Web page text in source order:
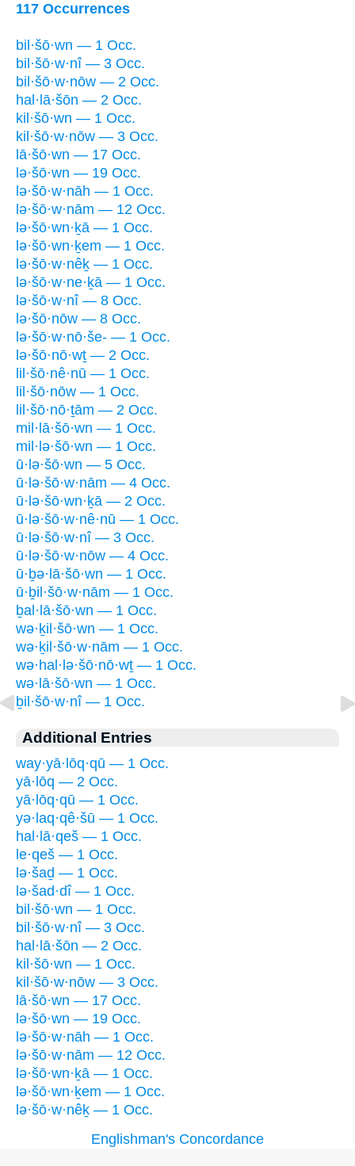
117 Occurrences
bil·šō·wn — 1 Occ.
bil·šō·w·nî — 3 Occ.
bil·šō·w·nōw — 2 Occ.
hal·lā·šōn — 2 Occ.
kil·šō·wn — 1 Occ.
kil·šō·w·nōw — 3 Occ.
lā·šō·wn — 17 Occ.
lə·šō·wn — 19 Occ.
lə·šō·w·nāh — 1 Occ.
lə·šō·w·nām — 12 Occ.
lə·šō·wn·ḵā — 1 Occ.
lə·šō·wn·ḵem — 1 Occ.
lə·šō·w·nêḵ — 1 Occ.
lə·šō·w·ne·ḵā — 1 Occ.
lə·šō·w·nî — 8 Occ.
lə·šō·nōw — 8 Occ.
lə·šō·w·nō·še- — 1 Occ.
lə·šō·nō·wṯ — 2 Occ.
lil·šō·nê·nū — 1 Occ.
lil·šō·nōw — 1 Occ.
lil·šō·nō·ṯām — 2 Occ.
mil·lā·šō·wn — 1 Occ.
mil·lə·šō·wn — 1 Occ.
ū·lə·šō·wn — 5 Occ.
ū·lə·šō·w·nām — 4 Occ.
ū·lə·šō·wn·ḵā — 2 Occ.
ū·lə·šō·w·nê·nū — 1 Occ.
ū·lə·šō·w·nî — 3 Occ.
ū·lə·šō·w·nōw — 4 Occ.
ū·ḇə·lā·šō·wn — 1 Occ.
ū·ḇil·šō·w·nām — 1 Occ.
ḇal·lā·šō·wn — 1 Occ.
wə·ḵil·šō·wn — 1 Occ.
wə·ḵil·šō·w·nām — 1 Occ.
wə·hal·lə·šō·nō·wṯ — 1 Occ.
wə·lā·šō·wn — 1 Occ.
ḇil·šō·w·nî — 1 Occ.
Additional Entries
way·yā·lōq·qū — 1 Occ.
yā·lōq — 2 Occ.
yā·lōq·qū — 1 Occ.
yə·laq·qê·šū — 1 Occ.
hal·lā·qeš — 1 Occ.
le·qeš — 1 Occ.
lə·šaḏ — 1 Occ.
lə·šad·dî — 1 Occ.
bil·šō·wn — 1 Occ.
bil·šō·w·nî — 3 Occ.
hal·lā·šōn — 2 Occ.
kil·šō·wn — 1 Occ.
kil·šō·w·nōw — 3 Occ.
lā·šō·wn — 17 Occ.
lə·šō·wn — 19 Occ.
lə·šō·w·nāh — 1 Occ.
lə·šō·w·nām — 12 Occ.
lə·šō·wn·ḵā — 1 Occ.
lə·šō·wn·ḵem — 1 Occ.
lə·šō·w·nêḵ — 1 Occ.
Englishman's Concordance